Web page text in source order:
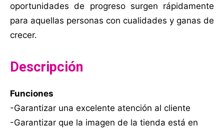
oportunidades de progreso surgen rápidamente
para aquellas personas con cualidades y ganas de
crecer.
Descripción
Funciones
-Garantizar una excelente atención al cliente
-Garantizar que la imagen de la tienda está en